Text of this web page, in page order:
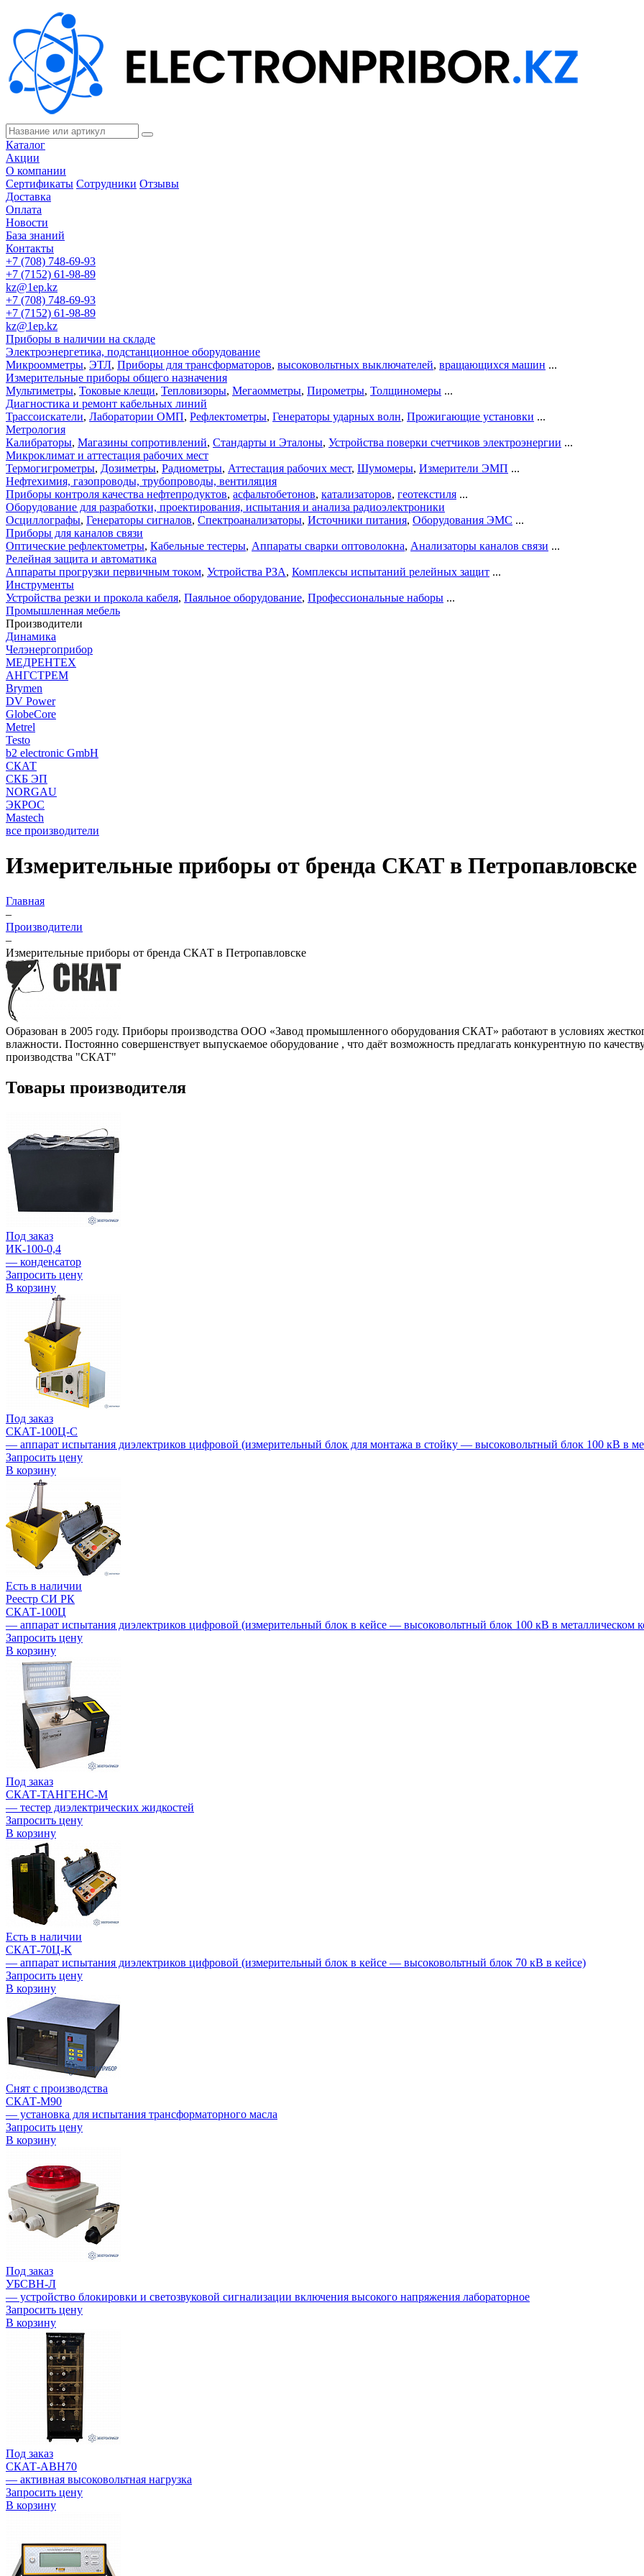
Каталог
Акции
О компании
Сертификаты Сотрудники Отзывы
Доставка
Оплата
Новости
База знаний
Контакты
+7 (708) 748-69-93
+7 (7152) 61-98-89
kz@1ep.kz
+7 (708) 748-69-93
+7 (7152) 61-98-89
kz@1ep.kz
Приборы в наличии на складе
Электроэнергетика, подстанционное оборудование
Микроомметры, ЭТЛ, Приборы для трансформаторов, высоковольтных выключателей, вращающихся машин ...
Измерительные приборы общего назначения
Мультиметры, Токовые клещи, Тепловизоры, Мегаомметры, Пирометры, Толщиномеры ...
Диагностика и ремонт кабельных линий
Трассоискатели, Лаборатории ОМП, Рефлектометры, Генераторы ударных волн, Прожигающие установки ...
Метрология
Калибраторы, Магазины сопротивлений, Стандарты и Эталоны, Устройства поверки счетчиков электроэнергии ...
Микроклимат и аттестация рабочих мест
Термогигрометры, Дозиметры, Радиометры, Аттестация рабочих мест, Шумомеры, Измерители ЭМП ...
Нефтехимия, газопроводы, трубопроводы, вентиляция
Приборы контроля качества нефтепродуктов, асфальтобетонов, катализаторов, геотекстиля ...
Оборудование для разработки, проектирования, испытания и анализа радиоэлектроники
Осциллографы, Генераторы сигналов, Спектроанализаторы, Источники питания, Оборудования ЭМС ...
Приборы для каналов связи
Оптические рефлектометры, Кабельные тестеры, Аппараты сварки оптоволокна, Анализаторы каналов связи ...
Релейная защита и автоматика
Аппараты прогрузки первичным током, Устройства РЗА, Комплексы испытаний релейных защит ...
Инструменты
Устройства резки и прокола кабеля, Паяльное оборудование, Профессиональные наборы ...
Промышленная мебель
Производители
Динамика
Челэнергоприбор
МЕДРЕНТЕХ
АНГСТРЕМ
Brymen
DV Power
GlobeCore
Metrel
Testo
b2 electronic GmbH
СКАТ
СКБ ЭП
NORGAU
ЭКРОС
Mastech
все производители
Измерительные приборы от бренда СКАТ в Петропавловске
Главная
–
Производители
–
Измерительные приборы от бренда СКАТ в Петропавловске
Образован в 2005 году. Приборы производства ООО «Завод промышленного оборудования СКАТ» работают в условиях
влажности. Постоянно совершенствует выпускаемое оборудование , что даёт возможность предлагать конкурентную по
производства "СКАТ"
Товары производителя
Под заказ
ИК-100-0,4
— конденсатор
Запросить цену
В корзину
Под заказ
СКАТ-100Ц-С
— аппарат испытания диэлектриков цифровой (измерительный блок для монтажа в стойку — высоковольтный блок 100 кВ в
Запросить цену
В корзину
Есть в наличии
Реестр СИ РК
СКАТ-100Ц
— аппарат испытания диэлектриков цифровой (измерительный блок в кейсе — высоковольтный блок 100 кВ в металлическом
Запросить цену
В корзину
Под заказ
СКАТ-ТАНГЕНС-М
— тестер диэлектрических жидкостей
Запросить цену
В корзину
Есть в наличии
СКАТ-70Ц-К
— аппарат испытания диэлектриков цифровой (измерительный блок в кейсе — высоковольтный блок 70 кВ в кейсе)
Запросить цену
В корзину
Снят с производства
СКАТ-М90
— установка для испытания трансформаторного масла
Запросить цену
В корзину
Под заказ
УБСВН-Л
— устройство блокировки и светозвуковой сигнализации включения высокого напряжения лабораторное
Запросить цену
В корзину
Под заказ
СКАТ-АВН70
— активная высоковольтная нагрузка
Запросить цену
В корзину